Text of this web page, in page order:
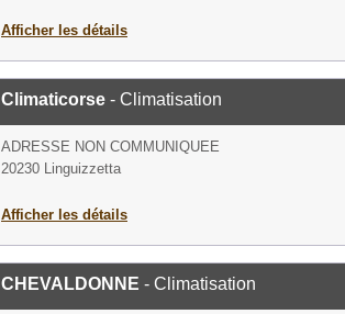
Afficher les détails
Climaticorse - Climatisation
ADRESSE NON COMMUNIQUEE
20230 Linguizzetta
Afficher les détails
CHEVALDONNE - Climatisation